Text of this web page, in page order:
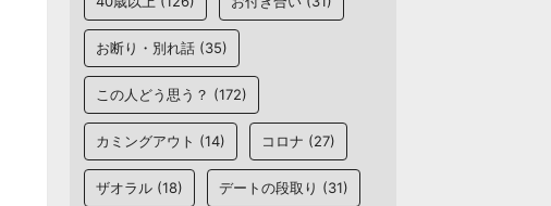
お断り・別れ話 (35)
この人どう思う？ (172)
カミングアウト (14) コロナ (27)
ザオラル (18) デートの段取り (31)